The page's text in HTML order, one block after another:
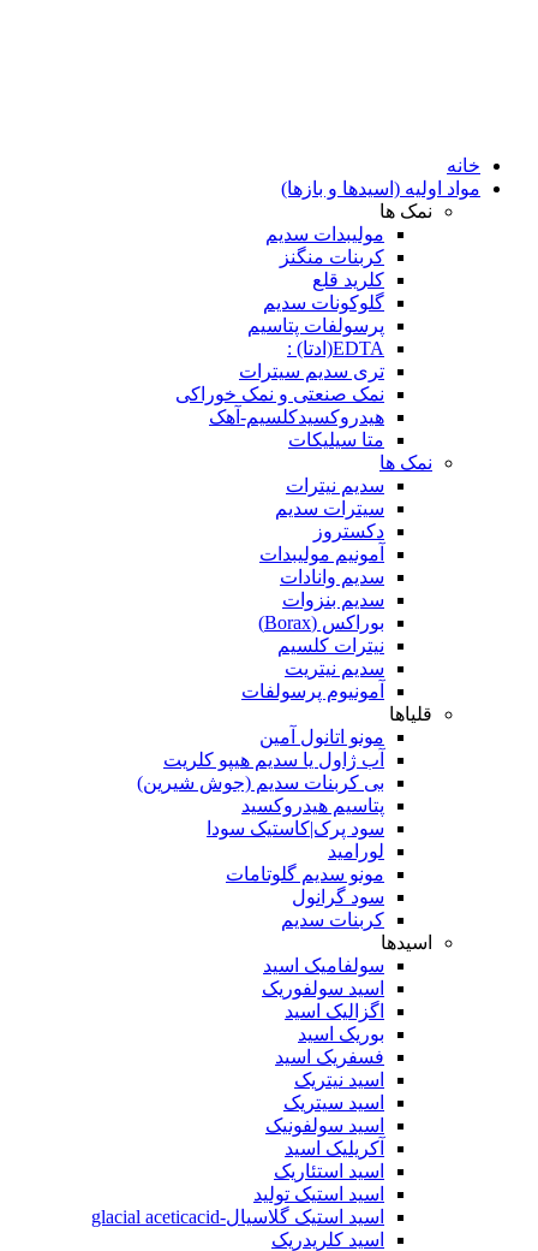
خانه
مواد اولیه (اسیدها و بازها)
نمک ها
مولیبدات سدیم
کربنات منگنز
کلرید قلع
گلوکونات سدیم
پرسولفات پتاسیم
EDTA(ادتا) :
تری سدیم سیترات
نمک صنعتی و نمک خوراکی
هیدروکسیدکلسیم-آهک
متا سیلیکات
نمک ها
سدیم نیترات
سیترات سدیم
دکستروز
آمونیم مولیبدات
سدیم وانادات
سدیم بنزوات
بوراکس (Borax)
نیترات کلسیم
سدیم نیتریت
آمونیوم پرسولفات
قلیاها
مونو اتانول آمین
آب ژاول یا سدیم هیپو کلریت
بی کربنات سدیم (جوش شیرین)
پتاسیم هیدروکسید
سود پرک|کاستیک سودا
لورامید
مونو سدیم گلوتامات
سود گرانول
کربنات سدیم
اسیدها
سولفامیک اسید
اسید سولفوریک
اگزالیک اسید
بوریک اسید
فسفریک اسید
اسید نیتریک
اسید سیتریک
اسید سولفونیک
آکریلیک اسید
اسید استئاریک
اسید استیک تولید
اسید استیک گلاسیال-glacial aceticacid
اسید کلریدریک